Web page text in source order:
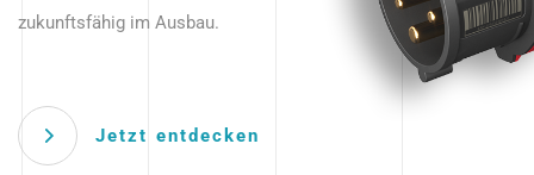
zukunftsfähig im Ausbau.
Jetzt entdecken